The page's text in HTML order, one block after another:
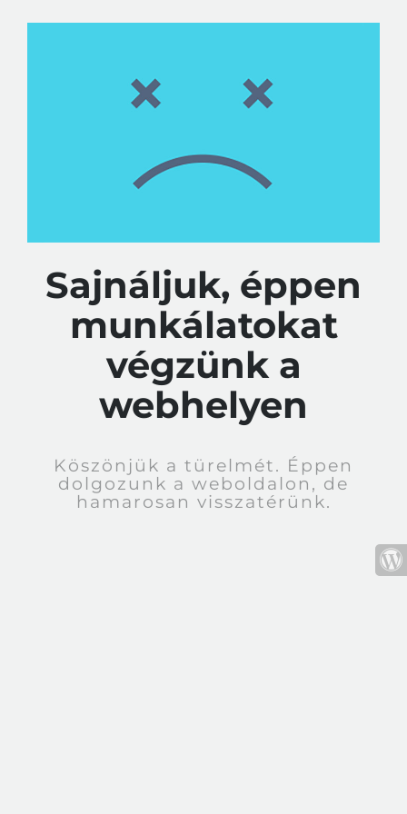
Sajnáljuk, éppen
munkálatokat
végzünk a
webhelyen
Köszönjük a türelmét. Éppen
dolgozunk a weboldalon, de
hamarosan visszatérünk.